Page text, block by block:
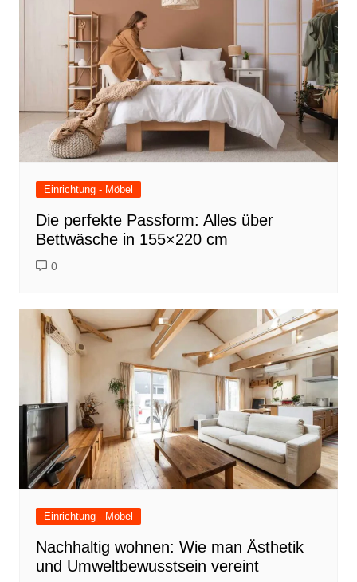
Einrichtung - Möbel
Die perfekte Passform: Alles über
Bettwäsche in 155×220 cm
0
Einrichtung - Möbel
Nachhaltig wohnen: Wie man Ästhetik
und Umweltbewusstsein vereint